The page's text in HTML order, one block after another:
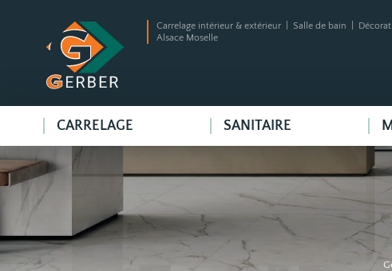
Carrelage intérieur & extérieur | Salle de bain |
Alsace Moselle
CARRELAGE SANITAIRE